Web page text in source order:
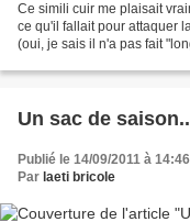
Ce simili cuir me plaisait
ce qu'il fallait pour attaquer
(oui, je sais il n'a pas fait
Un sac de
Publié le 14/09/2011 à 14:46
Par laeti bricole